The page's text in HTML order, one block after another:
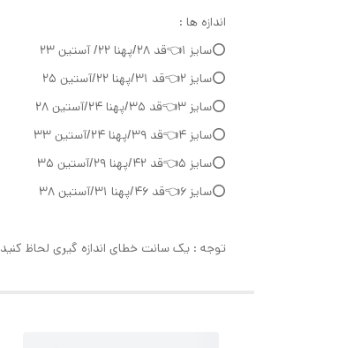
اندازه ها :
⭕️سایز ۱👈قد ۲۸/پهنا ۲۲/ آستین ۲۳
⭕️سایز ۲👈قد ۳۱/پهنا ۲۲/آستین ۲۵
⭕️سایز ۳👈قد ۳۵/پهنا ۲۴/آستین ۲۸
⭕️سایز ۴👈قد ۳۹/پهنا ۲۴/آستین ۳۳
⭕️سایز ۵👈قد ۴۲/پهنا ۲۹/آستین ۳۵
⭕️سایز ۶👈قد ۴۶/پهنا ۳۱/آستین ۳۸
توجه : یک سانت خطای اندازه گیری لحاظ کنید